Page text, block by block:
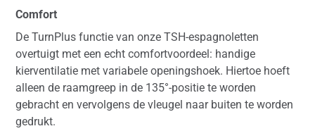
Comfort
De TurnPlus functie van onze TSH-espagnoletten
overtuigt met een echt comfortvoordeel: handige
kierventilatie met variabele openingshoek. Hiertoe hoeft
alleen de raamgreep in de 135°-positie te worden
gebracht en vervolgens de vleugel naar buiten te worden
gedrukt.